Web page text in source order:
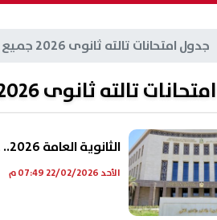
جدول امتحانات تالته ثانوى 2026 جميع الشعب
تالته ثانوى 2026 جميع الشعب
الثانوية العامة 2026.. عقوبات لأول مرة رادعة تنتظر المخالفين
الأحد 22/02/2026 07:49 م